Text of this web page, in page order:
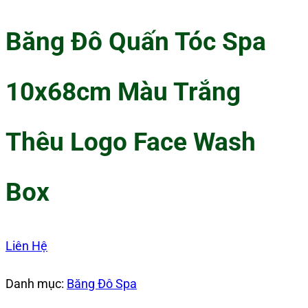
Băng Đô Quấn Tóc Spa
10x68cm Màu Trắng
Thêu Logo Face Wash
Box
Liên Hệ
Danh mục: Băng Đô Spa